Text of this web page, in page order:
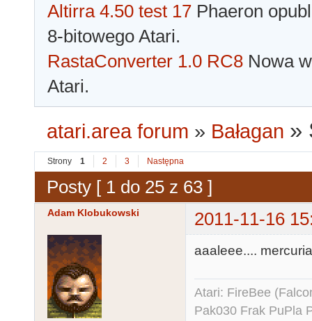
Altirra 4.50 test 17 Phaeron
8-bitowego Atari.
RastaConverter 1.0 RC8 Nowa
Atari.
atari.area forum » Bałagan »
Strony 1 2 3 Następna
Posty [ 1 do 25 z 63 ]
Adam Klobukowski 2011-11-16
aaaleee....
Atari: FireBee
Pak030 Frak PuPla